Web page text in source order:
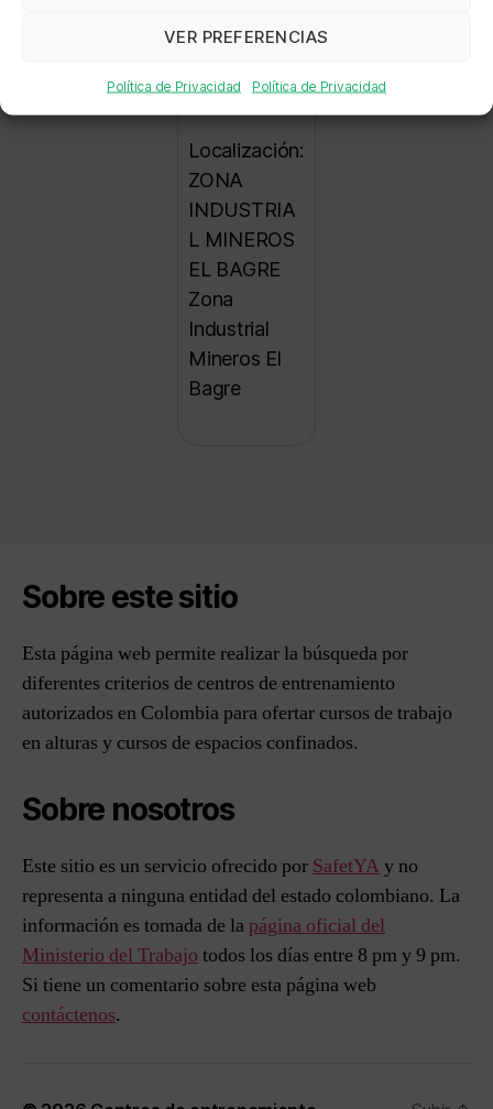
VER PREFERENCIAS
Política de Privacidad Política de Privacidad
46-01 Calle
-01
Localización:
ZONA
INDUSTRIA
L MINEROS
EL BAGRE
Zona
Industrial
Mineros El
Bagre
Sobre este sitio
Esta página web permite realizar la búsqueda por
diferentes criterios de centros de entrenamiento
autorizados en Colombia para ofertar cursos de trabajo
en alturas y cursos de espacios confinados.
Sobre nosotros
Este sitio es un servicio ofrecido por SafetYAy no
representa a ninguna entidad del estado colombiano. La
información es tomada de la página oficial del
Ministerio del Trabajo todos los días entre 8 pm y 9 pm.
Si tiene un comentario sobre esta página web
contáctenos.